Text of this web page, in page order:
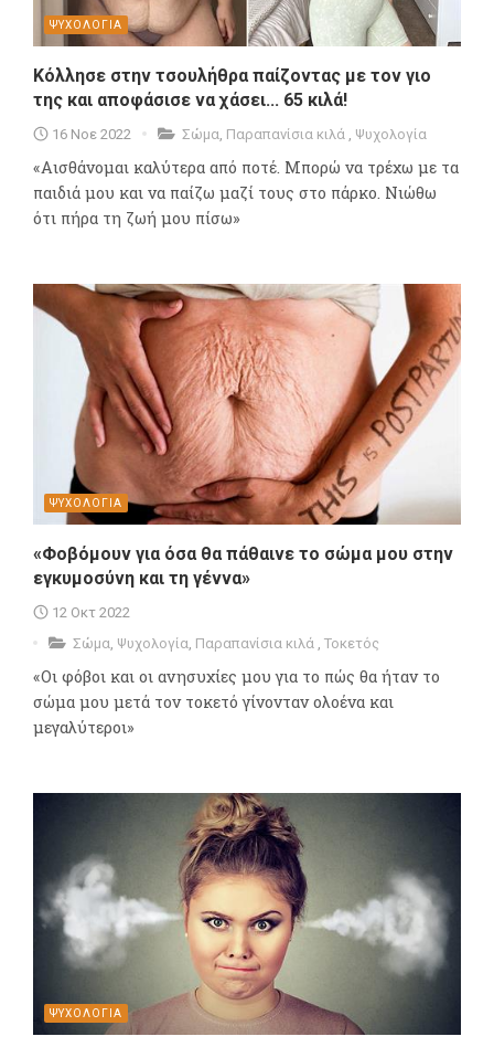
ΨΥΧΟΛΟΓΙΑ
Κόλλησε στην τσουλήθρα παίζοντας με τον γιο
της και αποφάσισε να χάσει... 65 κιλά!
16 Νοε 2022 Σώμα, Παραπανίσια κιλά , Ψυχολογία
«Αισθάνομαι καλύτερα από ποτέ. Μπορώ να τρέχω με τα
παιδιά μου και να παίζω μαζί τους στο πάρκο. Νιώθω
ότι πήρα τη ζωή μου πίσω»
ΨΥΧΟΛΟΓΙΑ
«Φοβόμουν για όσα θα πάθαινε το σώμα μου στην
εγκυμοσύνη και τη γέννα»
12 Οκτ 2022
Σώμα, Ψυχολογία, Παραπανίσια κιλά , Τοκετός
«Οι φόβοι και οι ανησυχίες μου για το πώς θα ήταν το
σώμα μου μετά τον τοκετό γίνονταν ολοένα και
μεγαλύτεροι»
ΨΥΧΟΛΟΓΙΑ